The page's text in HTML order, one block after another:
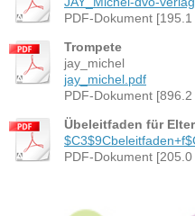
PDF-Dokument [195.1
Trompete
jay_michel
jay_michel.pdf
PDF-Dokument [896.2
Übeleitfaden für
PDF-Dokument [205.0